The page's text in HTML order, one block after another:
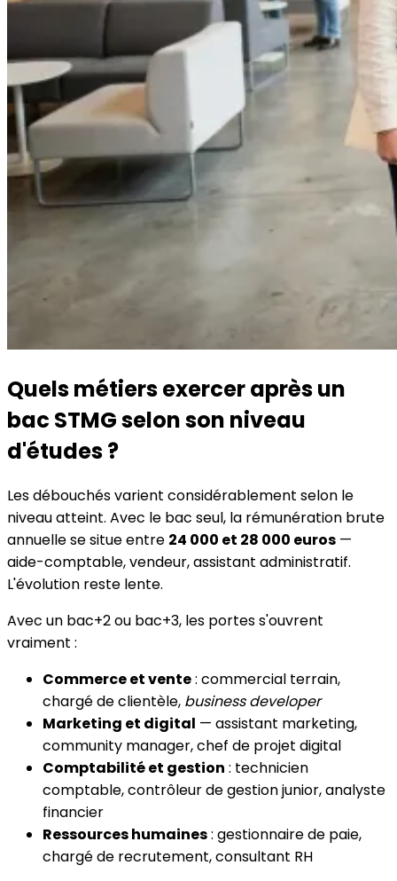
Quels métiers exercer après un
bac STMG selon son niveau
d'études ?
Les débouchés varient considérablement selon le
niveau atteint. Avec le bac seul, la rémunération brute
annuelle se situe entre 24 000 et 28 000 euros —
aide-comptable, vendeur, assistant administratif.
L'évolution reste lente.
Avec un bac+2 ou bac+3, les portes s'ouvrent
vraiment :
Commerce et vente: commercial terrain,
chargé de clientèle, business developer
Marketing et digital — assistant marketing,
community manager, chef de projet digital
Comptabilité et gestion : technicien
comptable, contrôleur de gestion junior, analyste
financier
Ressources humaines: gestionnaire de paie,
chargé de recrutement, consultant RH